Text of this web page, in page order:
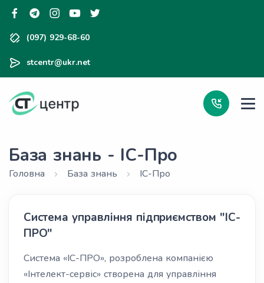
(097) 929-68-60
stcentr@ukr.net
База знань - ІС-Про
Головна База знань ІС-Про
Система управління підприємством "ІС-
ПРО"
Система «ІС-ПРО», розроблена компанією
«Інтелект-сервіс» створена для управління